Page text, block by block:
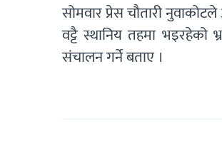
सोमवार प्रेस चौतारी
वट्टै स्थानिय तहमा भइरहेको
संचालन गर्ने बताए ।